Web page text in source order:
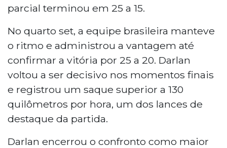
parcial terminou em 25 a 15.
No quarto set, a equipe brasileira manteve
o ritmo e administrou a vantagem até
confirmar a vitória por 25 a 20. Darlan
voltou a ser decisivo nos momentos finais
e registrou um saque superior a 130
quilômetros por hora, um dos lances de
destaque da partida.
Darlan encerrou o confronto como maior